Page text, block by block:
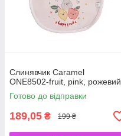
Слинявчик Caramel
ONE8502-fruit, pink, рожевий
Готово до відправки
189,05 ₴ 199 ₴